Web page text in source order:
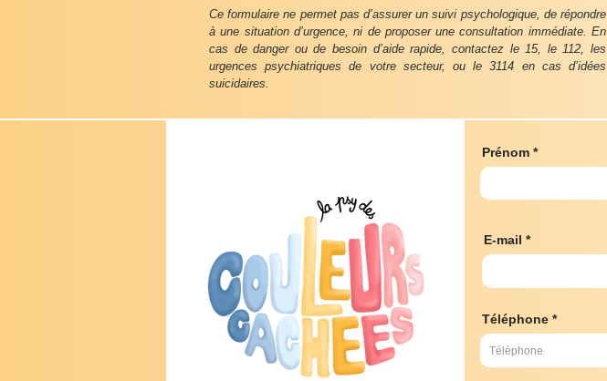
Ce formulaire ne permet pas d’assurer un suivi psychologique, de répondre
à une situation d’urgence, ni de proposer une consultation immédiate. En
cas de danger ou de besoin d’aide rapide, contactez le 15, le 112, les
urgences psychiatriques de votre secteur, ou le 3114 en cas d’idées
suicidaires.
Prénom
E-mail
Téléphone